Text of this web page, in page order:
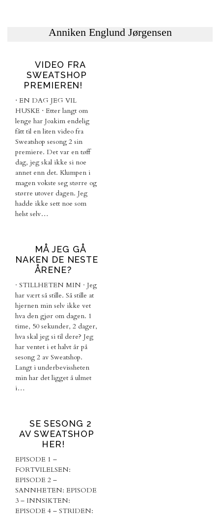
VIDEO FRA
SWEATSHOP
PREMIEREN!
⋅ EN DAG JEG VIL
HUSKE ⋅ Etter langt om
lenge har Joakim endelig
fått til en liten video fra
Sweatshop sesong 2 sin
premiere. Det var en tøff
dag, jeg skal ikke si noe
annet enn det. Klumpen i
magen vokste seg større og
større utover dagen. Jeg
hadde ikke sett noe som
helst selv…
MÅ JEG GÅ
NAKEN DE NESTE
ÅRENE?
· STILLHETEN MIN · Jeg
har vært så stille. Så stille at
hjernen min selv ikke vet
hva den gjør om dagen. 1
time, 50 sekunder, 2 dager,
hva skal jeg si til dere? Jeg
har ventet i et halvt år på
sesong 2 av Sweatshop.
Langt i underbevissheten
min har det ligget å ulmet
i…
SE SESONG 2
AV SWEATSHOP
HER!
EPISODE 1 –
FORTVILELSEN:
EPISODE 2 –
SANNHETEN: EPISODE
3 – INNSIKTEN:
EPISODE 4 – STRIDEN: